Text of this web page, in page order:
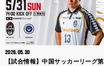
2026.05.30
【試合情報】中国サッカーリーグ第